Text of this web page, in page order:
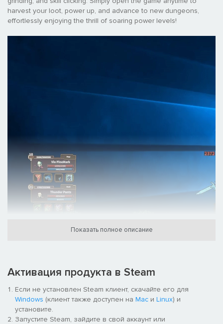
harvest your loot, power up, and advance to new dungeons,
effortlessly enjoying the thrill of soaring power levels!
This is an idle RPG you can really get hooked on—the monsters
get stronger on their own, so the grinding never stops!
Automated combat plows through everything from trash mobs to
bosses, with gear dropping and stats rising constantly, perfectly
Показать полное описание
Активация продукта в Steam
Если не установлен Steam клиент, скачайте его для
Windows (клиент также доступен на Mac и Linux) и
установите.
Запустите Steam, зайдите в свой аккаунт или